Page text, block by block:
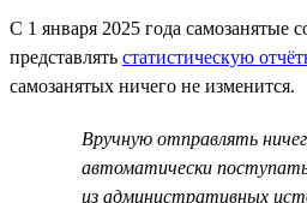
С 1 января 2025 года самозанятые
представлять статистическую
самозанятых ничего не изменится.
Вручную отправлять
автоматически
из административных